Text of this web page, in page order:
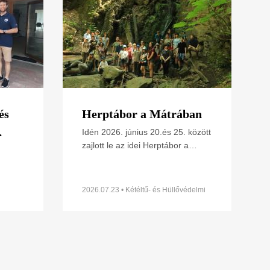
Herptábor a Mátrában
Idén 2026. június 20.és 25. között
zajlott le az idei Herptábor a
minden kétéltű- és
2026.07.23 • Kétéltű- és Hüllővédelmi